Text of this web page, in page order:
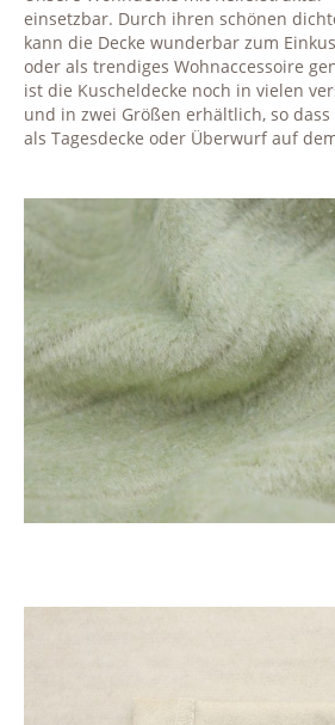
einsetzbar. Durch ihren schönen
kann die Decke wunderbar zum
oder als trendiges Wohnaccessoire
ist die Kuscheldecke noch in vielen
und in zwei Größen erhältlich, so
als Tagesdecke oder Überwurf auf